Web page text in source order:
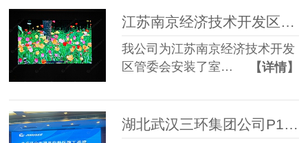
江苏南京经济技术开发区管委会P1.86 LED显示屏
我公司为江苏南京经济技术开发
区管委会安装了室…
【详情】
湖北武汉三环集团公司P1.5pro两套LED显示屏